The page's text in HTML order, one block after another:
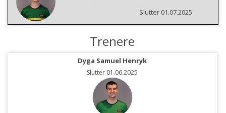
Slutter 01.07.2025
Trenere
Dyga Samuel Henryk
Slutter 01.06.2025